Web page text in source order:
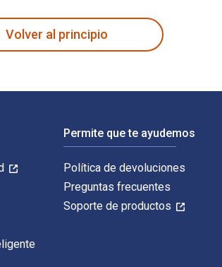
Volver al principio
Permite que te ayudemos
Política de devoluciones
Preguntas frecuentes
Soporte de productos